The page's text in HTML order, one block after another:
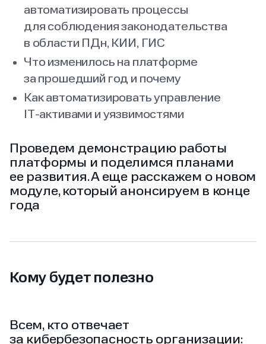
автоматизировать процессы
для соблюдения законодательства
в области ПДн, КИИ, ГИС
Что изменилось на платформе
за прошедший год и почему
Как автоматизировать управление
IT‑активами и уязвимостями
Проведем демонстрацию работы
платформы и поделимся планами
ее развития. А еще расскажем о новом
модуле, который анонсируем в конце
года
Кому будет полезно
Всем, кто отвечает
за кибербезопасность организации: